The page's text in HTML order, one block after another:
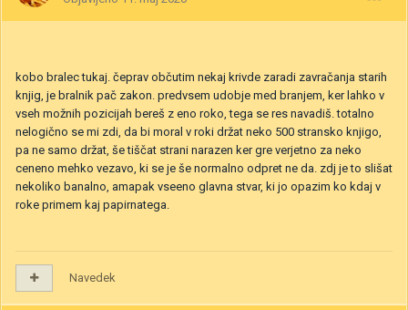
kobo bralec tukaj. čeprav občutim nekaj krivde zaradi zavračanja starih
knjig, je bralnik pač zakon. predvsem udobje med branjem, ker lahko v
vseh možnih pozicijah bereš z eno roko, tega se res navadiš. totalno
nelogično se mi zdi, da bi moral v roki držat neko 500 stransko knjigo,
pa ne samo držat, še tiščat strani narazen ker gre verjetno za neko
ceneno mehko vezavo, ki se je še normalno odpret ne da. zdj je to slišat
nekoliko banalno, amapak vseeno glavna stvar, ki jo opazim ko kdaj v
roke primem kaj papirnatega.
Navedek